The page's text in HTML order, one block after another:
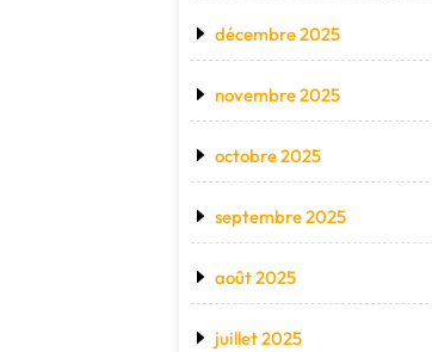
décembre 2025
novembre 2025
octobre 2025
septembre 2025
août 2025
juillet 2025